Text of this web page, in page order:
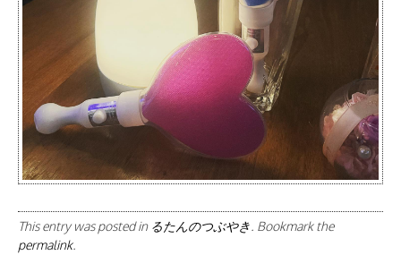
This entry was posted in るたんのつぶやき. Bookmark the
permalink.